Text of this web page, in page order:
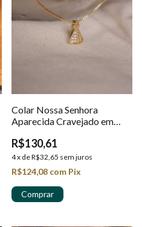
Colar Nossa Senhora
Aparecida Cravejado em
R$130,61
4x deR$32,65 sem juros
R$124,08 com Pix